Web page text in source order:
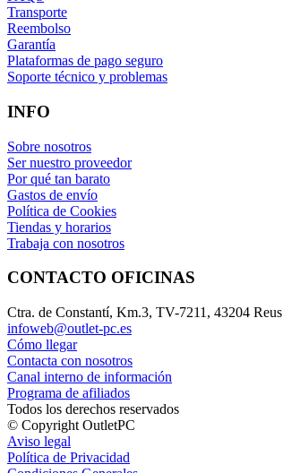
Transporte
Reembolso
Garantía
Plataformas de pago seguro
Soporte técnico y problemas
INFO
Sobre nosotros
Ser nuestro proveedor
Por qué tan barato
Gastos de envío
Política de Cookies
Tiendas y horarios
Trabaja con nosotros
CONTACTO OFICINAS
Ctra. de Constantí, Km.3, TV-7211, 43204 Reus
infoweb@outlet-pc.es
Cómo llegar
Contacta con nosotros
Canal interno de información
Programa de afiliados
Todos los derechos reservados
© Copyright OutletPC
Aviso legal
Política de Privacidad